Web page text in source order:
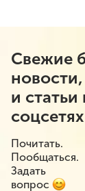
Свежие
и
соцсетях
Почитать.
Пообщаться.
Задать
вопрос